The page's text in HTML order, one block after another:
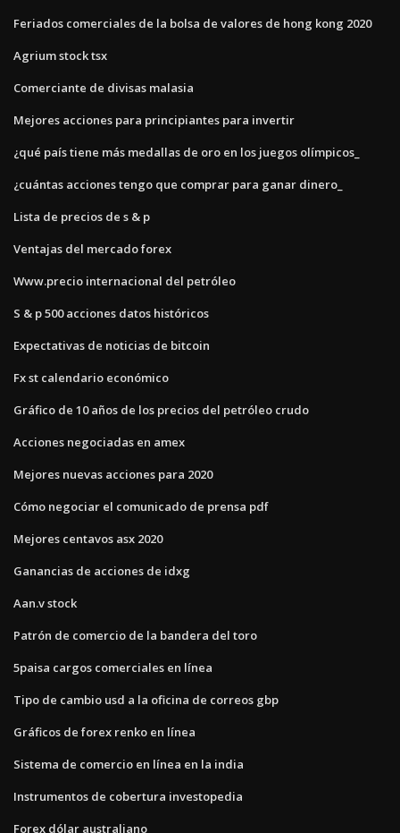
Feriados comerciales de la bolsa de valores de hong kong 2020
Agrium stock tsx
Comerciante de divisas malasia
Mejores acciones para principiantes para invertir
¿qué país tiene más medallas de oro en los juegos olímpicos_
¿cuántas acciones tengo que comprar para ganar dinero_
Lista de precios de s & p
Ventajas del mercado forex
Www.precio internacional del petróleo
S & p 500 acciones datos históricos
Expectativas de noticias de bitcoin
Fx st calendario económico
Gráfico de 10 años de los precios del petróleo crudo
Acciones negociadas en amex
Mejores nuevas acciones para 2020
Cómo negociar el comunicado de prensa pdf
Mejores centavos asx 2020
Ganancias de acciones de idxg
Aan.v stock
Patrón de comercio de la bandera del toro
5paisa cargos comerciales en línea
Tipo de cambio usd a la oficina de correos gbp
Gráficos de forex renko en línea
Sistema de comercio en línea en la india
Instrumentos de cobertura investopedia
Forex dólar australiano